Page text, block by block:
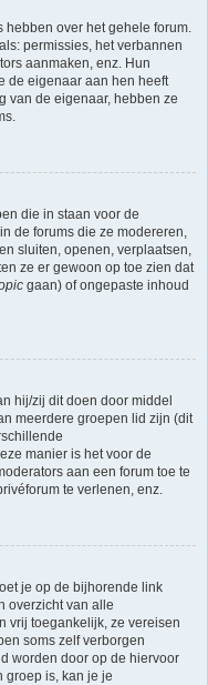
hebben over het gehele forum.
permissies, het verbannen
aanmaken, enz. Hun
de eigenaar aan hen heeft
van de eigenaar, hebben ze
die in staan voor de
de forums die ze modereren,
sluiten, openen, verplaatsen,
ze er gewoon op toe zien dat
gaan) of ongepaste inhoud
hij/zij dit doen door middel
meerdere groepen lid zijn (dit
manier is het voor de
aan een forum toe te
te verlenen, enz.
je op de bijhorende link
overzicht van alle
vrij toegankelijk, ze vereisen
soms zelf verborgen
worden door op de hiervoor
groep is, kan je je